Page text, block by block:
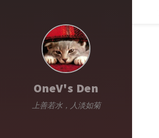
OneV's Den
上善若水，人淡如菊